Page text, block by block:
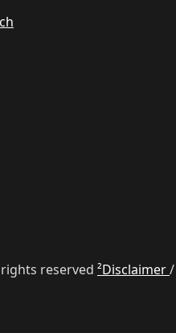
rights reserved ²Disclaimer/